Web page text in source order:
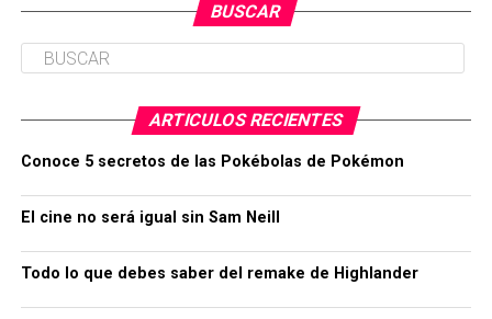
BUSCAR
ARTICULOS RECIENTES
Conoce 5 secretos de las Pokébolas de Pokémon
El cine no será igual sin Sam Neill
Todo lo que debes saber del remake de Highlander